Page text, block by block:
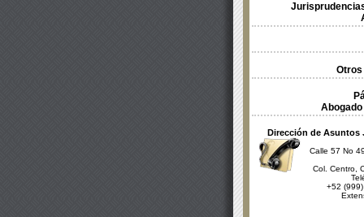
Dirección de Asuntos
Calle 57 No
Col. Centro,
+52